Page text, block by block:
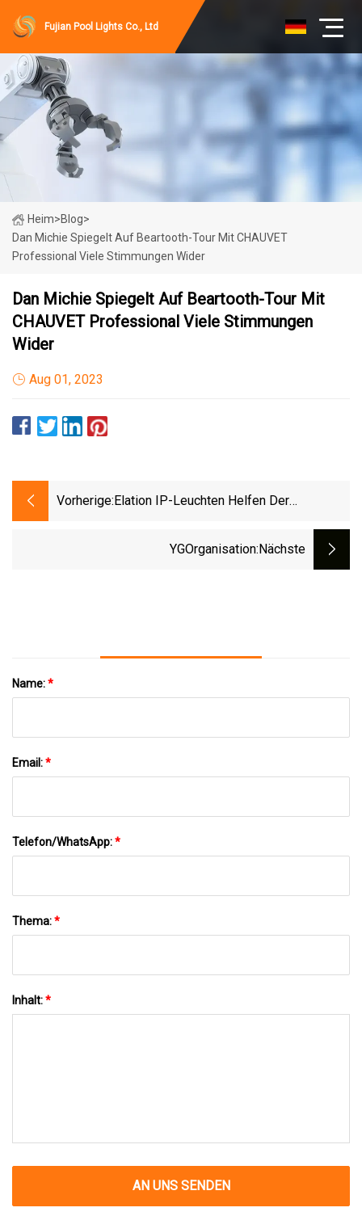
Fujian Pool Lights Co., Ltd
Heim>Blog>
Dan Michie Spiegelt Auf Beartooth-Tour Mit CHAUVET
Professional Viele Stimmungen Wider
Dan Michie Spiegelt Auf Beartooth-Tour Mit
CHAUVET Professional Viele Stimmungen
Wider
Aug 01, 2023
Vorherige: Elation IP-Leuchten Helfen Der
Kulturhauptstadt Europas Zu Feiern
YGOrganisation:nächste
Name:*
Email:*
Telefon/WhatsApp:*
Thema:*
Inhalt:*
AN UNS SENDEN